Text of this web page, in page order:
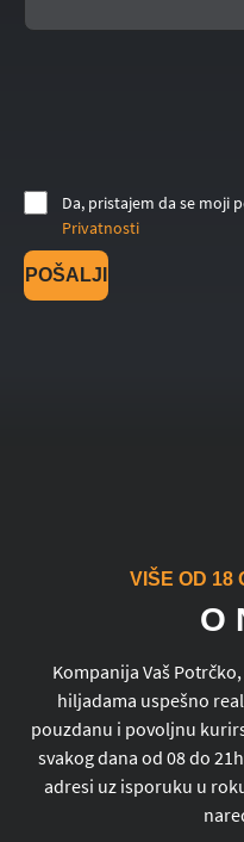
Da, pristajem da se moji
Privatnosti
POŠALJI
VIŠE OD 18
O
Kompanija Vaš
hiljadama uspešno
pouzdanu i povoljnu
svakog dana od 08 do
adresi uz isporuku u